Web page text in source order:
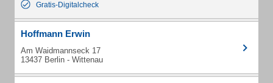
Gratis-Digitalcheck
Hoffmann Erwin
Am Waidmannseck 17
13437 Berlin - Wittenau